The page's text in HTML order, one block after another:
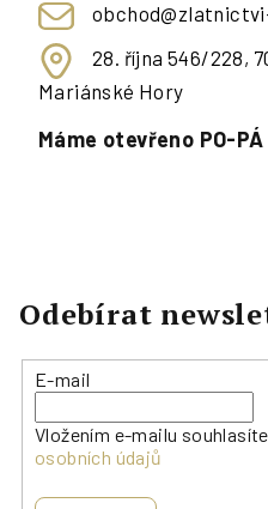
28. října 546/228,
Mariánské Hory
Máme otevřeno PO-PÁ
Odebírat
E-mail
Vložením e-mailu
osobních údajů